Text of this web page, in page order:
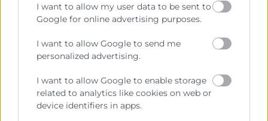
I want to allow my user data to be sent to
Google for online advertising purposes.
I want to allow Google to send me
personalized advertising.
I want to allow Google to enable storage
related to analytics like cookies on web or
device identifiers in apps.
2. Planificación y control
del ciclo de conversión de
efectivo
El ciclo de conversión de efectivo mide el
tiempo que transcurre entre el pago a
proveedores y el cobro de clientes